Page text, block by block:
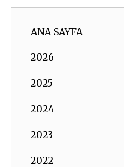
ANA SAYFA
2026
2025
2024
2023
2022